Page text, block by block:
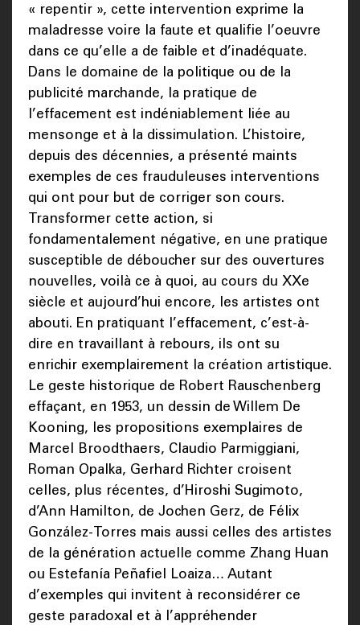
« repentir », cette intervention exprime la
maladresse voire la faute et qualifie l’oeuvre
dans ce qu’elle a de faible et d’inadéquate.
Dans le domaine de la politique ou de la
publicité marchande, la pratique de
l’effacement est indéniablement liée au
mensonge et à la dissimulation. L’histoire,
depuis des décennies, a présenté maints
exemples de ces frauduleuses interventions
qui ont pour but de corriger son cours.
Transformer cette action, si
fondamentalement négative, en une pratique
susceptible de déboucher sur des ouvertures
nouvelles, voilà ce à quoi, au cours du XXe
siècle et aujourd’hui encore, les artistes ont
abouti. En pratiquant l’effacement, c’est-à-
dire en travaillant à rebours, ils ont su
enrichir exemplairement la création artistique.
Le geste historique de Robert Rauschenberg
effaçant, en 1953, un dessin de Willem De
Kooning, les propositions exemplaires de
Marcel Broodthaers, Claudio Parmiggiani,
Roman Opalka, Gerhard Richter croisent
celles, plus récentes, d’Hiroshi Sugimoto,
d’Ann Hamilton, de Jochen Gerz, de Félix
González-Torres mais aussi celles des artistes
de la génération actuelle comme Zhang Huan
ou Estefanía Peñafiel Loaiza… Autant
d’exemples qui invitent à reconsidérer ce
geste paradoxal et à l’appréhender